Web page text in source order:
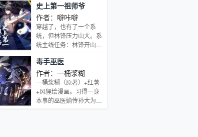
然他，终于达到了炼气期
第六万六千六百六十四层
的境界。
危。保安马英雄救下修仙
少女之后，误打误撞的开
始了修行之路[展开]
史上第一祖师爷
作者：噼咔噼
穿越了，也有了一个系
统，但林锋压力山大。系
统主线任务：林锋开山立
门，林锋本人成为第一祖
师。于是为了成为史上第
一祖师爷，林锋开始奋
斗。少年，跟为师一起开
山立派吧！
毒手巫医
作者：一桶浆糊
一桶浆糊（原著）+红薯
+风狸绘漫画。习得一身
本事的巫医嫡传孙大为下